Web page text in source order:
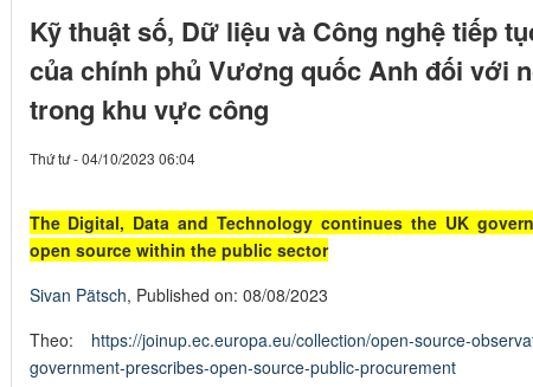
Kỹ thuật số, Dữ liệu và Công nghệ tiếp
của chính phủ Vương quốc Anh đối với
trong khu vực công
Thứ tư - 04/10/2023 06:04
The Digital, Data and Technology continues the UK
open source within the public sector
Sivan Pätsch, Published on: 08/08/2023
Theo: https://joinup.ec.europa.eu/collection/open-source-
government-prescribes-open-source-public-procurement